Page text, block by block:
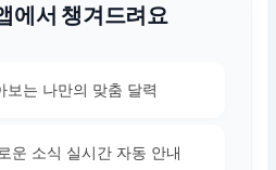
에서 챙겨드려요
보는 나만의 맞춤 달력
운 소식 실시간 자동 안내